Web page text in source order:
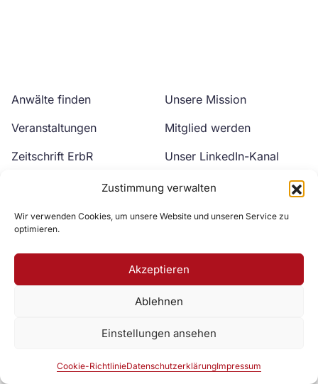
Zustimmung verwalten
Wir verwenden Cookies, um unsere Website und unseren Service zu
optimieren.
Akzeptieren
Ablehnen
Einstellungen ansehen
Cookie-RichtlinieDatenschutzerklärungImpressum
Anwälte finden
Veranstaltungen
Zeitschrift ErbR
Unsere Mission
Mitglied werden
Unser LinkedIn-Kanal
Unser YouTube-Kanal
Zur DAV Webseite